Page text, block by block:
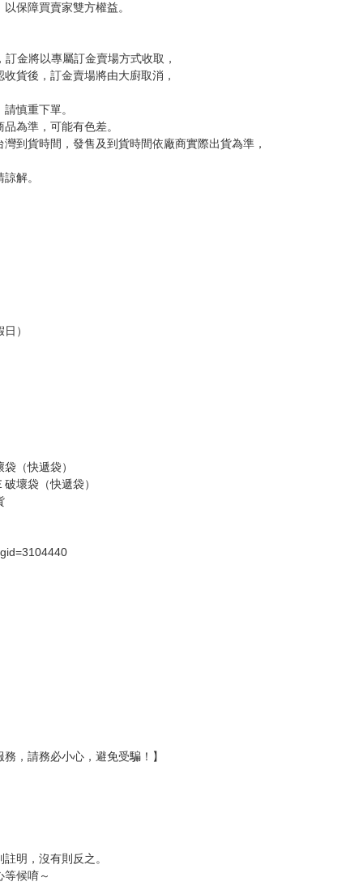
後一起發貨。
為主。
，逾期不受理。
，將直接加入黑名單，還請下單後準時取貨。
保障買賣家雙方權益。
慎重下單。
為準，可能有色差。
解。
）
（快遞袋）
壞袋（快遞袋）